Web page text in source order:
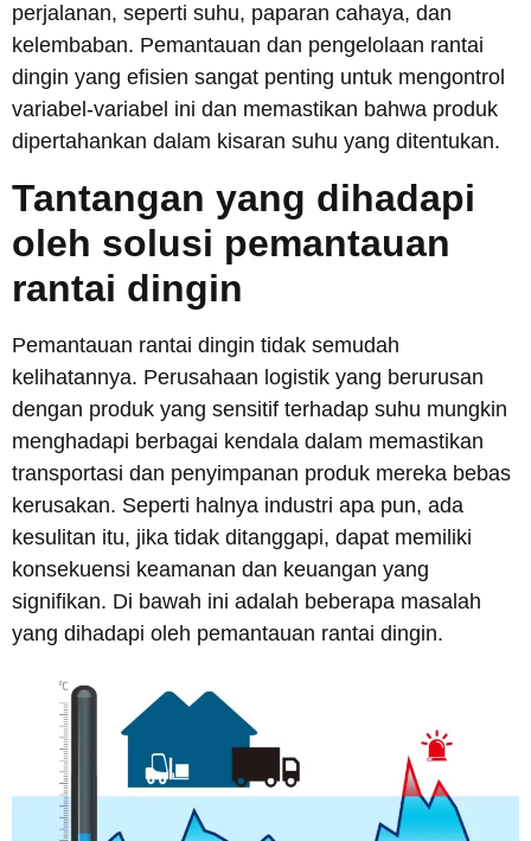
perjalanan, seperti suhu, paparan cahaya, dan
kelembaban. Pemantauan dan pengelolaan rantai
dingin yang efisien sangat penting untuk mengontrol
variabel-variabel ini dan memastikan bahwa produk
dipertahankan dalam kisaran suhu yang ditentukan.
Tantangan yang dihadapi
oleh solusi pemantauan
rantai dingin
Pemantauan rantai dingin tidak semudah
kelihatannya. Perusahaan logistik yang berurusan
dengan produk yang sensitif terhadap suhu mungkin
menghadapi berbagai kendala dalam memastikan
transportasi dan penyimpanan produk mereka bebas
kerusakan. Seperti halnya industri apa pun, ada
kesulitan itu, jika tidak ditanggapi, dapat memiliki
konsekuensi keamanan dan keuangan yang
signifikan. Di bawah ini adalah beberapa masalah
yang dihadapi oleh pemantauan rantai dingin.